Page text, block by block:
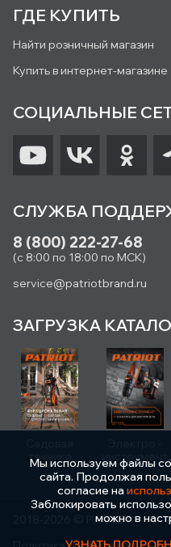
ГДЕ КУПИТЬ
Найти розничный магазин
Купить в интернет-магазине
СОЦИАЛЬНЫЕ
СЛУЖБА
8 (800) 222-27-68
(с 8:00 по 18:00 по МСК)
service@patriotbrand.ru
ЗАГРУЗКА
техника
инструмент
2018-2026 © PATRIOT
Мы используем файлы
сайта. Продолжая
согласие на
Заблокировать
можно в